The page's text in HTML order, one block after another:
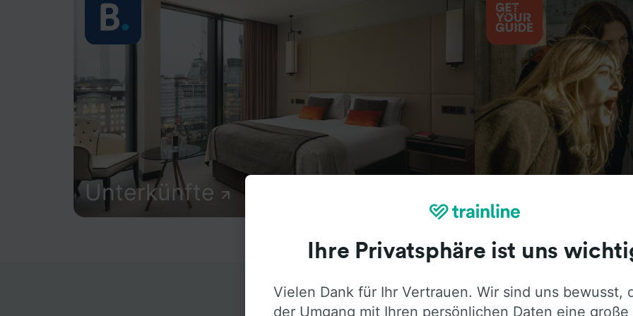
Unterkünfte
Die ehrliche Meinung von Trainline-
Ihre Privatsphäre ist uns
Vielen Dank für Ihr Vertrauen. Wir sind uns bewusst,
der Umgang mit Ihren persönlichen Daten eine große